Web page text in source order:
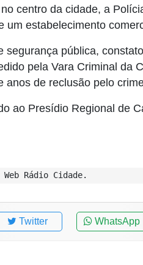
centro da cidade, a
um estabelecimento
segurança pública,
pela Vara Criminal da
de reclusão pelo
ao Presídio Regional de
Web Rádio Cidade.
Twitter WhatsApp